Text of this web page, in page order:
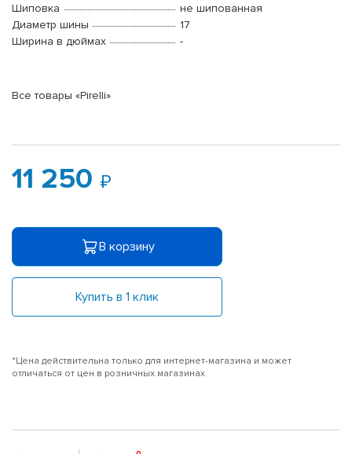
Шиповка
не шипованная
Диаметр шины
17
Ширина в дюймах
-
Все товары «Pirelli»
11 250
В корзину
Купить в 1 клик
*Цена действительна только для интернет-магазина и может
отличаться от цен в розничных магазинах